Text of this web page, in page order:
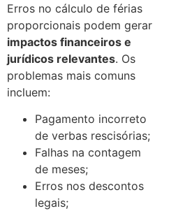
Erros no cálculo de férias
proporcionais podem gerar
impactos financeiros e
jurídicos relevantes. Os
problemas mais comuns
incluem:
Pagamento incorreto
de verbas rescisórias;
Falhas na contagem
de meses;
Erros nos descontos
legais;